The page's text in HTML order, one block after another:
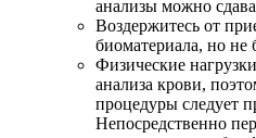
анализы можно
Воздержитесь от
биоматериала, но не
Физические
анализа крови,
процедуры следует
Непосредственно